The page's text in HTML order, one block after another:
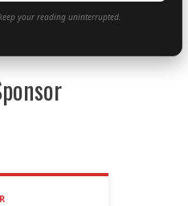
your reading uninterrupted.